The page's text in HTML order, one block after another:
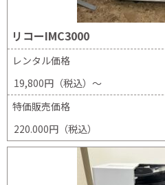
リコーIMC3000
レンタル価格
19,800円（税込）～
特価販売価格
220.000円（税込）